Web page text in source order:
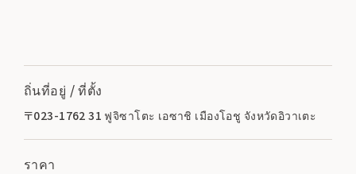
ถิ่นที่อยู่ / ที่ตั้ง
〒023-1762 31 ฟูจิซาโตะ เอซาชิ เมืองโอชู จังหวัดอิวาเตะ
ราคา